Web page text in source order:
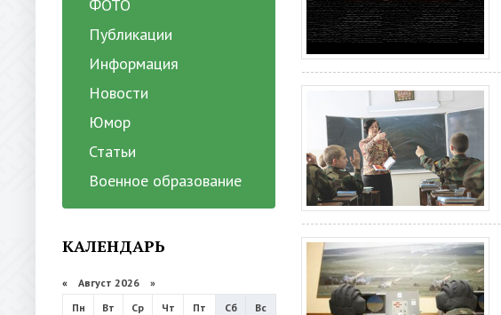
ФОТО
Публикации
Информация
Новости
Юмор
Статьи
Военное образование
КАЛЕНДАРЬ
« Август 2026 »
Пн
Вт Ср Чт Пт Сб
Вс